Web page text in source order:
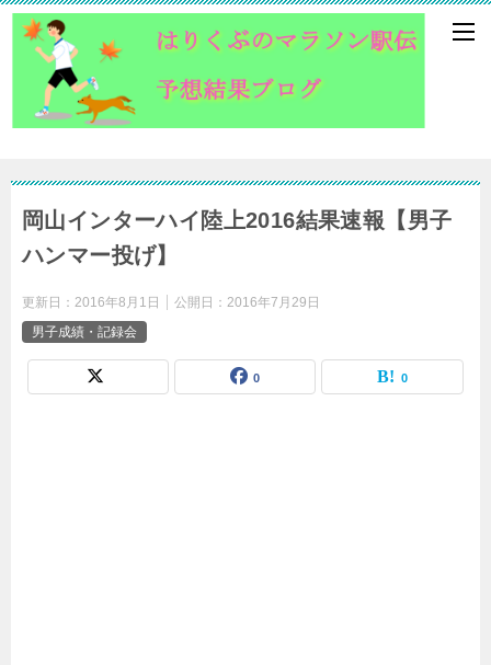
岡山インターハイ陸上2016結果速報【男子
ハンマー投げ】
更新日： 2016年8月1日 公開日： 2016年7月29日
男子成績・記録会
0 0